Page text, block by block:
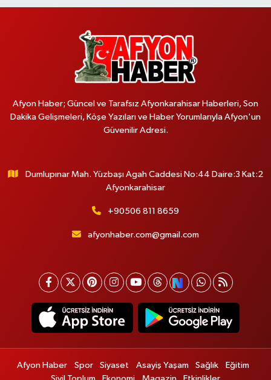
Afyon Haber; Güncel ve Tarafsız Afyonkarahisar Haberleri, Son
Dakika Gelişmeleri, Köşe Yazıları ve Haber Yorumlarıyla Afyon'un
Güvenilir Adresi.
Dumlupınar Mah. Yüzbaşı Agah Caddesi No:44 Daire:3 Kat:2
Afyonkarahisar
+90506 811 8659
afyonhaber.com@gmail.com
Afyon Haber Spor Siyaset Asayiş Yaşam Sağlık
Eğitim